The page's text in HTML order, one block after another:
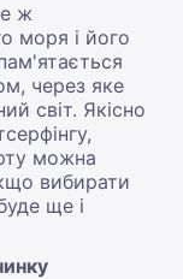
ж
моря і його
через яке
світ. Якісно
можна
вибирати
ще і